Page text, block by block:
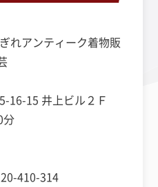
れアンティーク着物販
15 井上ビル２Ｆ
410-314